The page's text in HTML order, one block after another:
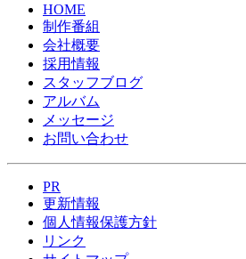
HOME
制作番組
会社概要
採用情報
スタッフブログ
アルバム
メッセージ
お問い合わせ
PR
更新情報
個人情報保護方針
リンク